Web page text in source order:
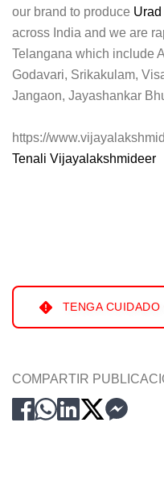
our brand to produce Urad
across India and we are
Telangana which include
Godavari, Srikakulam,
Jangaon, Jayashankar
https://
Tenali Vijayalakshmideer
TENGA
COMPARTIR